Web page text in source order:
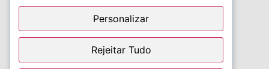
Personalizar
Rejeitar Tudo